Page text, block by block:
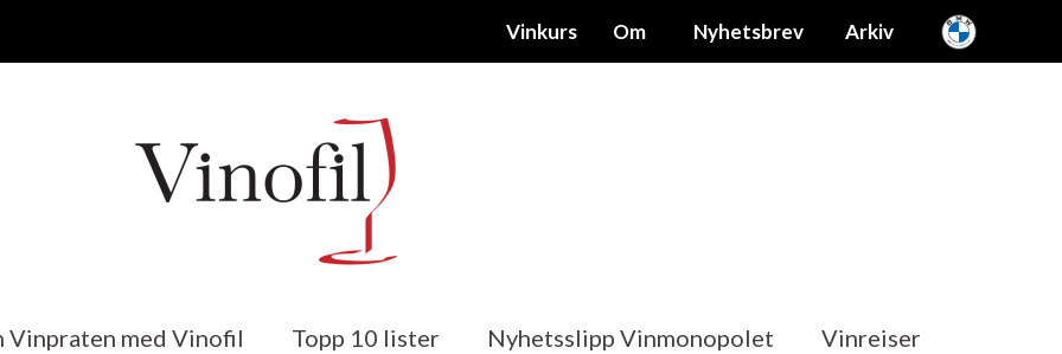
Vinkurs Om Nyhetsbrev Arkiv
Vinpraten med Vinofil Topp 10 lister Nyhetsslipp Vinmonopolet
Vinreiser